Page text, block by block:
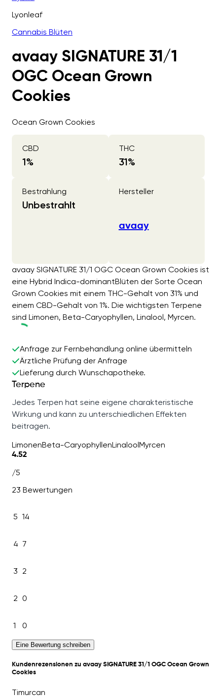
Lyonleaf
Cannabis Blüten
avaay SIGNATURE 31/1
OGC Ocean Grown
Cookies
Ocean Grown Cookies
CBD
1%
THC
31%
Bestrahlung
Unbestrahlt
Hersteller
avaay
avaay SIGNATURE 31/1 OGC Ocean Grown Cookies ist
eine Hybrid Indica-dominantBlüten der Sorte Ocean
Grown Cookies mit einem THC-Gehalt von 31% und
einem CBD-Gehalt von 1%. Die wichtigsten Terpene
sind Limonen, Beta-Caryophyllen, Linalool, Myrcen.
Anfrage zur Fernbehandlung online übermitteln
Ärztliche Prüfung der Anfrage
Lieferung durch Wunschapotheke.
Terpene
Jedes Terpen hat seine eigene charakteristische
Wirkung und kann zu unterschiedlichen Effekten
beitragen.
LimonenBeta-CaryophyllenLinaloolMyrcen
4.52
/5
23 Bewertungen
5 14
4 7
3 2
2 0
1 0
Eine Bewertung schreiben
Kundenrezensionen zu avaay SIGNATURE 31/1 OGC Ocean Grown
Cookies
Timurcan